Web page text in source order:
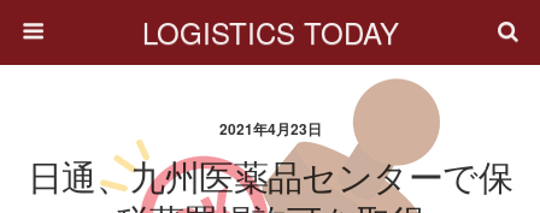
LOGISTICS TODAY
2021年4月23日
日通、九州医薬品センターで保